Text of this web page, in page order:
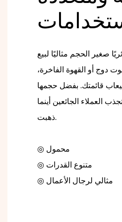
صغير الحجم مثاليًا لبيع
دوج أو القهوة الفاخرة،
قائمتك. بفضل حجمها
العملاء الجائعين أينما
ذهبت.
◎ متنوع القدرات
◎ مثالي لرجال الأعمال